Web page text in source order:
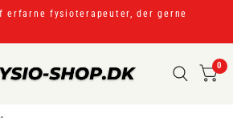
erfarne fysioterapeuter, der gerne
0